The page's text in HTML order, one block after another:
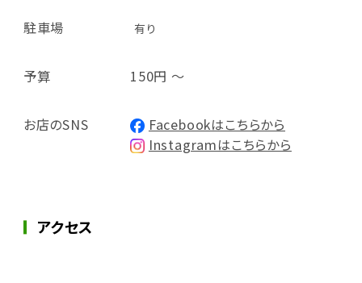
駐車場 有り
予算 150円 ～
お店のSNS
Facebookはこちらから
Instagramはこちらから
アクセス